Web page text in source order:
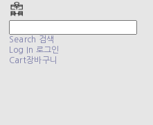
Search 검색
Log In 로그인
Cart장바구니